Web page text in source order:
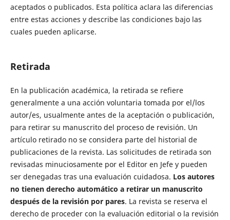
aceptados o publicados. Esta política aclara las diferencias
entre estas acciones y describe las condiciones bajo las
cuales pueden aplicarse.
Retirada
En la publicación académica, la retirada se refiere
generalmente a una acción voluntaria tomada por el/los
autor/es, usualmente antes de la aceptación o publicación,
para retirar su manuscrito del proceso de revisión. Un
artículo retirado no se considera parte del historial de
publicaciones de la revista. Las solicitudes de retirada son
revisadas minuciosamente por el Editor en Jefe y pueden
ser denegadas tras una evaluación cuidadosa. Los autores
no tienen derecho automático a retirar un manuscrito
después de la revisión por pares. La revista se reserva el
derecho de proceder con la evaluación editorial o la revisión